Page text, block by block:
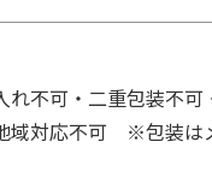
可・二重包装不可
域対応不可 ※包装は